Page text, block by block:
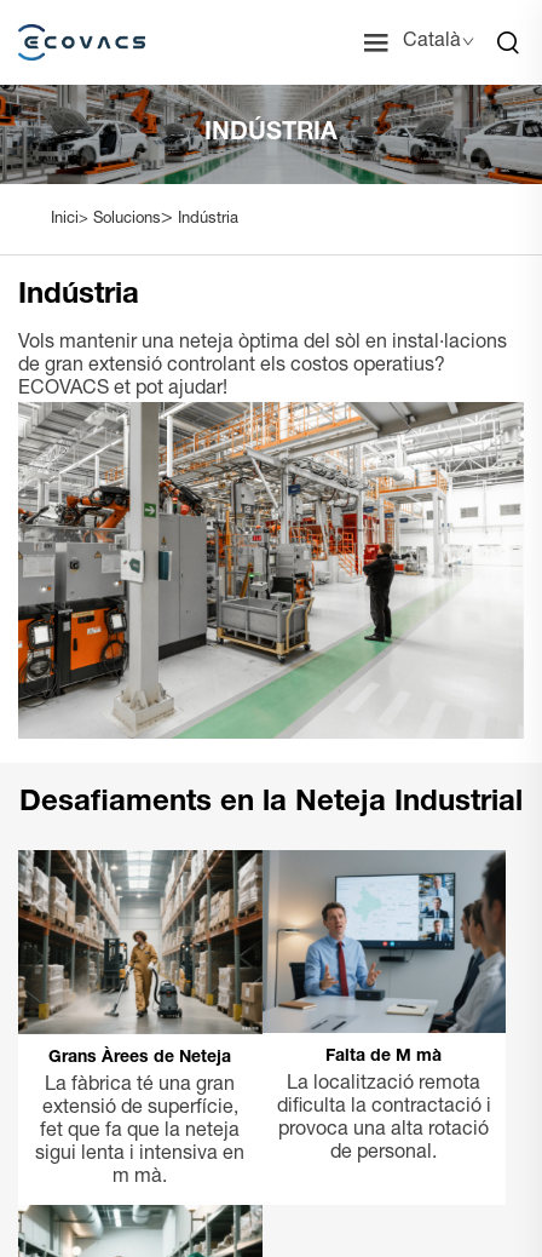
Català
INDÚSTRIA
Inici> Solucions> Indústria
Indústria
Vols mantenir una neteja òptima del sòl en instal·lacions
de gran extensió controlant els costos operatius?
ECOVACS et pot ajudar!
Desafiaments en la Neteja Industrial
Grans Àrees de Neteja
La fàbrica té una gran
extensió de superfície,
fet que fa que la neteja
sigui lenta i intensiva en
m mà.
Falta de M mà
La localització remota
dificulta la contractació i
provoca una alta rotació
de personal.